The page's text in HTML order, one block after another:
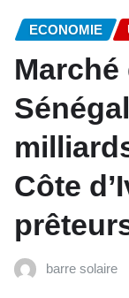
ECONOMIE
Marché
Côte
barre solaire